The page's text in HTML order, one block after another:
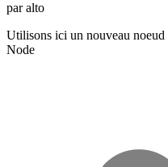
par alto
Utilisons ici un nouveau noeud
Node